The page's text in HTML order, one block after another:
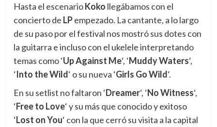
Hasta el escenarioKoko llegábamos con el
concierto de LPempezado. La cantante, a lo largo
de su paso por el festival nos mostró sus dotes con
la guitarra e incluso con el ukelele interpretando
temas como ‘Up Against Me‘, ‘Muddy Waters‘,
‘Into the Wild‘ o su nueva ‘Girls Go Wild‘.
En su setlist no faltaron ‘Dreamer‘, ‘No Witness‘,
‘Free to Love‘ y su más que conocido y exitoso
‘Lost on You‘ con la que cerró su visita a la capital